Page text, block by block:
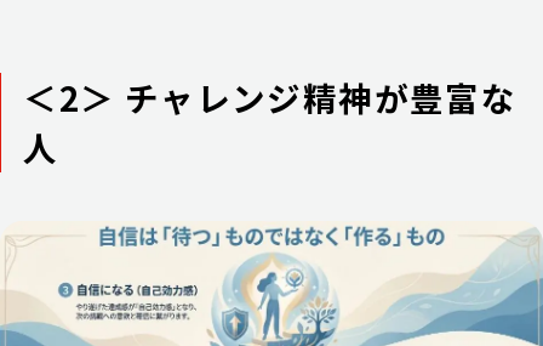
＜2＞ チャレンジ精神が豊富な
人